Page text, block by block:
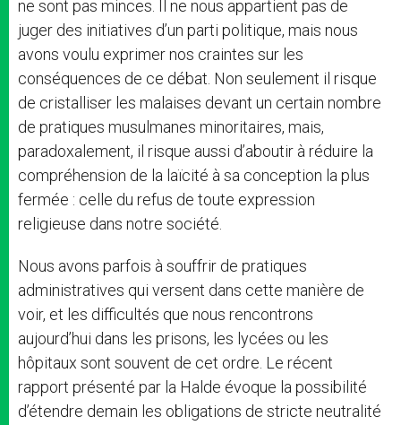
ne sont pas minces. Il ne nous appartient pas de
juger des initiatives d’un parti politique, mais nous
avons voulu exprimer nos craintes sur les
conséquences de ce débat. Non seulement il risque
de cristalliser les malaises devant un certain nombre
de pratiques musulmanes minoritaires, mais,
paradoxalement, il risque aussi d’aboutir à réduire la
compréhension de la laïcité à sa conception la plus
fermée : celle du refus de toute expression
religieuse dans notre société.
Nous avons parfois à souffrir de pratiques
administratives qui versent dans cette manière de
voir, et les difficultés que nous rencontrons
aujourd’hui dans les prisons, les lycées ou les
hôpitaux sont souvent de cet ordre. Le récent
rapport présenté par la Halde évoque la possibilité
d’étendre demain les obligations de stricte neutralité